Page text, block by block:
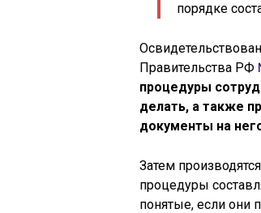
порядке
Правительства РФ
процедуры
делать, а также
документы на
Затем
процедуры
понятые, если они